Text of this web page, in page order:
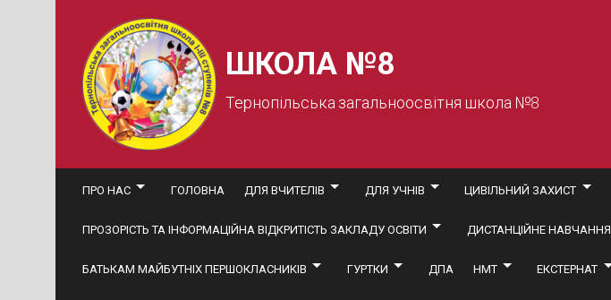
ШКОЛА №8
Тернопільська загальноосвітня школа №8
ПРО НАС ГОЛОВНА ДЛЯ ВЧИТЕЛІВ ДЛЯ УЧНІВ ЦИВІЛЬНИЙ ЗАХИСТ
ПРОЗОРІСТЬ ТА ІНФОРМАЦІЙНА ВІДКРИТІСТЬ ЗАКЛАДУ ОСВІТИ ДИСТАНЦІЙНЕ НАВЧАННЯ
БАТЬКАМ МАЙБУТНІХ ПЕРШОКЛАСНИКІВ ГУРТКИ ДПА НМТ ЕКСТЕРНАТ